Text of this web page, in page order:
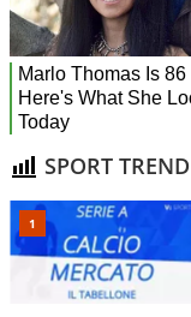
SPORT TREND